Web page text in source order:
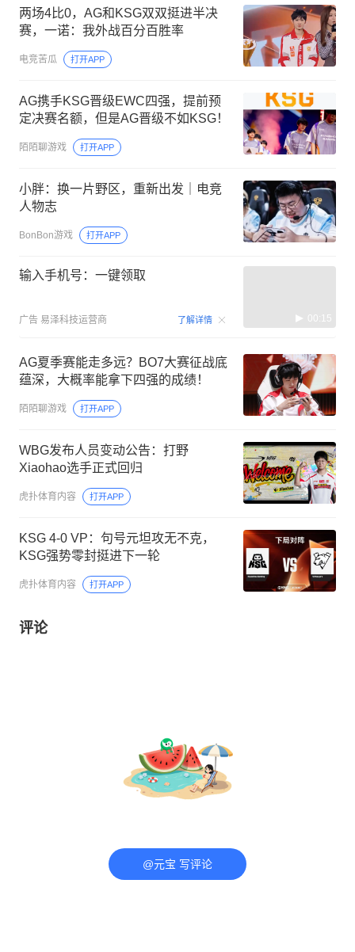
两场4比0，AG和KSG双双挺进半决
赛，一诺：我外战百分百胜率
电竞苦瓜 打开APP
AG携手KSG晋级EWC四强，提前预
定决赛名额，但是AG晋级不如KSG！
陌陌聊游戏 打开APP
小胖：换一片野区，重新出发｜电竞
人物志
BonBon游戏 打开APP
输入手机号：一键领取
广告 易泽科技运营商 了解详情 00:15
AG夏季赛能走多远？BO7大赛征战底
蕴深，大概率能拿下四强的成绩！
陌陌聊游戏 打开APP
WBG发布人员变动公告：打野
Xiaohao选手正式回归
虎扑体育内容 打开APP
KSG 4-0 VP：句号元坦攻无不克，
KSG强势零封挺进下一轮
虎扑体育内容 打开APP
评论
@元宝 写评论